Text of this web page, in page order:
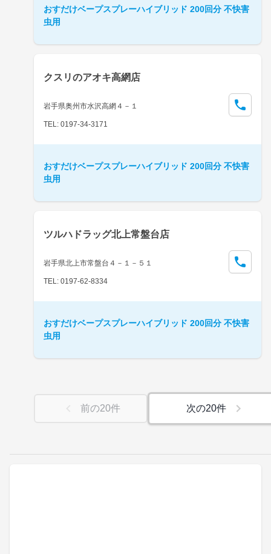
おすだけベープスプレーハイブリッド 200回分 不快害
虫用
クスリのアオキ高網店
岩手県奥州市水沢高網４－１
TEL: 0197-34-3171
おすだけベープスプレーハイブリッド 200回分 不快害
虫用
ツルハドラッグ北上常盤台店
岩手県北上市常盤台４－１－５１
TEL: 0197-62-8334
おすだけベープスプレーハイブリッド 200回分 不快害
虫用
前の20件 次の20件